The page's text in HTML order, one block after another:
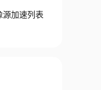
加速列表